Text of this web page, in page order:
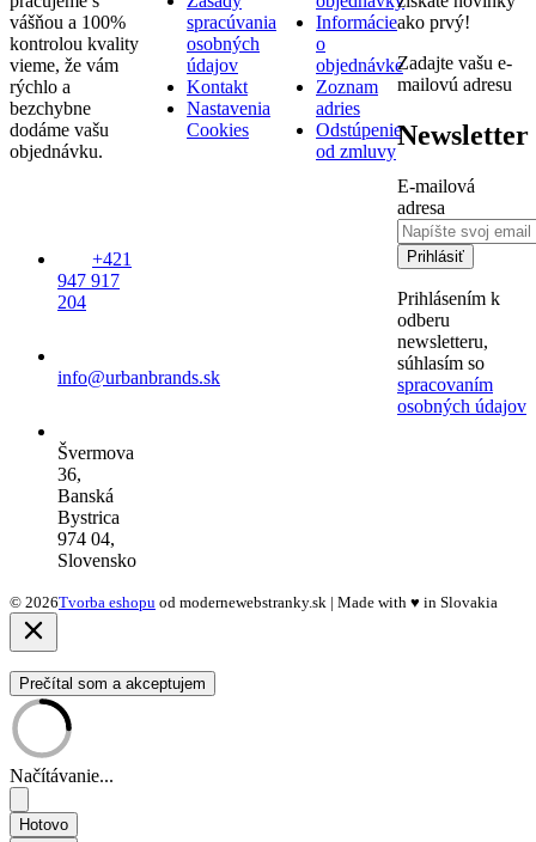
vášňou a 100%
kontrolou kvality
vieme, že vám
rýchlo a
bezchybne
dodáme vašu
objednávku.
+421
947 917
204
info@urbanbrands.sk
Švermova
36,
Banská
Bystrica
974 04,
Slovensko
spracúvania
osobných
údajov
Kontakt
Nastavenia
Cookies
Informácie
o
objednávke
Zoznam
adries
Odstúpenie
od zmluvy
ako prvý!
Zadajte vašu e-
mailovú adresu
Newsletter
E-mailová
adresa
Prihlásiť
Prihlásením k
odberu
newsletteru,
súhlasím so
spracovaním
osobných údajov
© 2026Tvorba eshopu od modernewebstranky.sk | Made with ♥ in Slovakia
Prečítal som a akceptujem
Načítávanie...
Hotovo